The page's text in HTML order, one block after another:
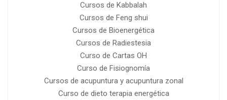
Cursos de Kabbalah
Cursos de Feng shui
Cursos de Bioenergética
Cursos de Radiestesia
Curso de Cartas OH
Curso de Fisiognomía
Cursos de acupuntura y acupuntura zonal
Curso de dieto terapia energética